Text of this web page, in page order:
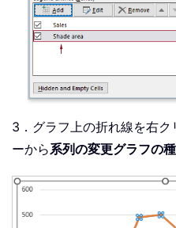
3．グラフ上の折れ線を右ク
ーから系列の変更グラフの